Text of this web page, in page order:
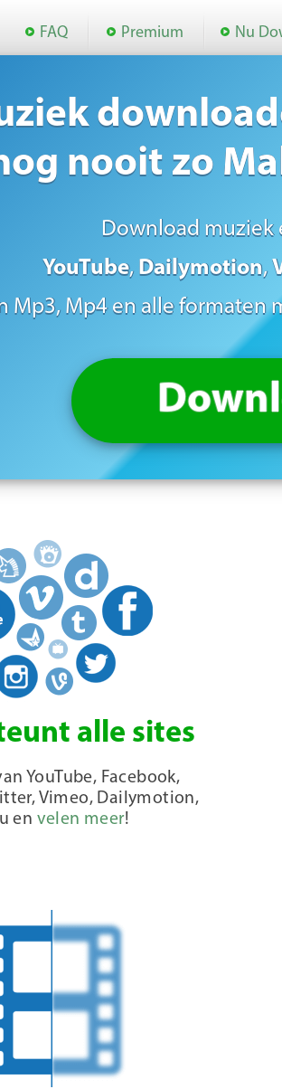
FAQ Premium Nu
nooit zo
Download muziek
YouTube, Dailymotion,
Mp3, Mp4 en alle formaten
alle sites
YouTube, Facebook,
Vimeo, Dailymotion,
en velen meer!